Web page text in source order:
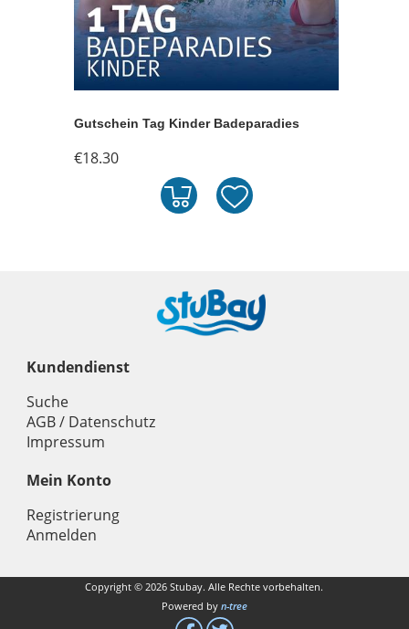
Gutschein Tag Kinder Badeparadies
€18.30
Kundendienst
Suche
AGB / Datenschutz
Impressum
Mein Konto
Registrierung
Anmelden
Copyright © 2026 Stubay. Alle Rechte vorbehalten.
Powered by n-tree